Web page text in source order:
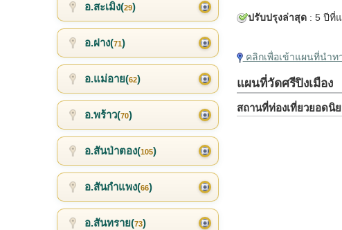
ปรับปรุงล่าสุด: 5 ปีที่
คลิกเพื่อเข้าแผนที่นำท
แผนที่วัดศรีปิงเมือง
สถานที่ท่องเที่ยวยอดนิ
อ.สะเมิง(29)
อ.ฝาง(71)
อ.แม่อาย(62)
อ.พร้าว(70)
อ.สันป่าตอง(105)
อ.สันกำแพง(66)
อ.สันทราย(73)